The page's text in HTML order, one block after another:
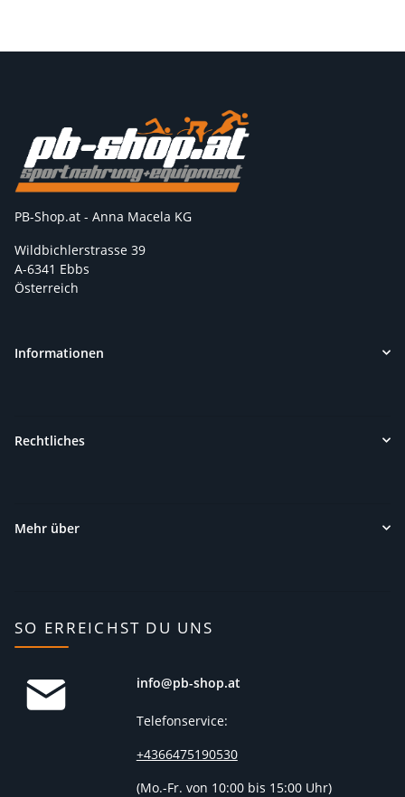
PB-Shop.at - Anna Macela KG
Wildbichlerstrasse 39
A-6341 Ebbs
Österreich
Informationen
Rechtliches
Mehr über
SO ERREICHST DU UNS
info@pb-shop.at
Telefonservice:
+4366475190530
(Mo.-Fr. von 10:00 bis 15:00 Uhr)